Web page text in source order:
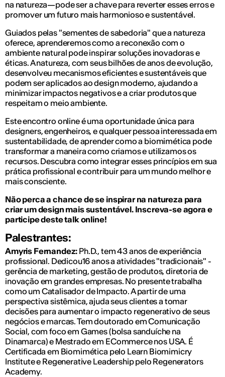
na natureza—pode ser a chave para reverter esses erros e
promover um futuro mais harmonioso e sustentável.
Guiados pelas "sementes de sabedoria" que a natureza
oferece, aprenderemos como a reconexão com o
ambiente natural pode inspirar soluções inovadoras e
éticas. A natureza, com seus bilhões de anos de evolução,
desenvolveu mecanismos eficientes e sustentáveis que
podem ser aplicados ao design moderno, ajudando a
minimizar impactos negativos e a criar produtos que
respeitam o meio ambiente.
Este encontro online é uma oportunidade única para
designers, engenheiros, e qualquer pessoa interessada em
sustentabilidade, de aprender como a biomimética pode
transformar a maneira como criamos e utilizamos os
recursos. Descubra como integrar esses princípios em sua
prática profissional e contribuir para um mundo melhor e
mais consciente.
Não perca a chance de se inspirar na natureza para
criar um design mais sustentável. Inscreva-se agora e
participe deste talk online!
Palestrantes:
Amyris Fernandez: Ph.D., tem 43 anos de experiência
profissional. Dedicou16 anos a atividades "tradicionais" -
gerência de marketing, gestão de produtos, diretoria de
inovação em grandes empresas. No presente trabalha
como um Catalisador de Impacto. A partir de uma
perspectiva sistêmica, ajuda seus clientes a tomar
decisões para aumentar o impacto regenerativo de seus
negócios e marcas. Tem doutorado em Comunicação
Social, com foco em Games (bolsa sanduíche na
Dinamarca) e Mestrado em ECommerce nos USA. É
Certificada em Biomimética pelo Learn Biomimicry
Institute e Regenerative Leadership pelo Regenerators
Academy.